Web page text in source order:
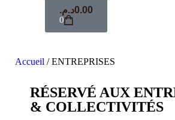
0.00د.م.
0
Accueil / ENTREPRISES
RÉSERVÉ AUX
& COLLECTIVITÉS